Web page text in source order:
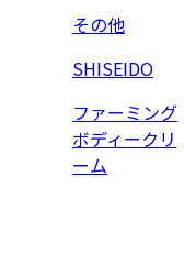
その他
SHISEIDO
ファーミング
ボディークリ
ーム